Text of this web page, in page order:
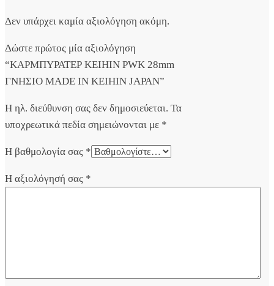
Δεν υπάρχει καμία αξιολόγηση ακόμη.
Δώστε πρώτος μία αξιολόγηση
“ΚΑΡΜΠΥΡΑΤΕΡ KEIHIN PWK 28mm
ΓΝΗΣΙΟ MADE IN KEIHIN JAPAN”
Η ηλ. διεύθυνση σας δεν δημοσιεύεται. Τα
υποχρεωτικά πεδία σημειώνονται με *
Η βαθμολογία σας *
Η αξιολόγησή σας *